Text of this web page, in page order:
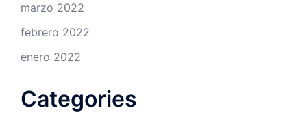
marzo 2022
febrero 2022
enero 2022
Categories